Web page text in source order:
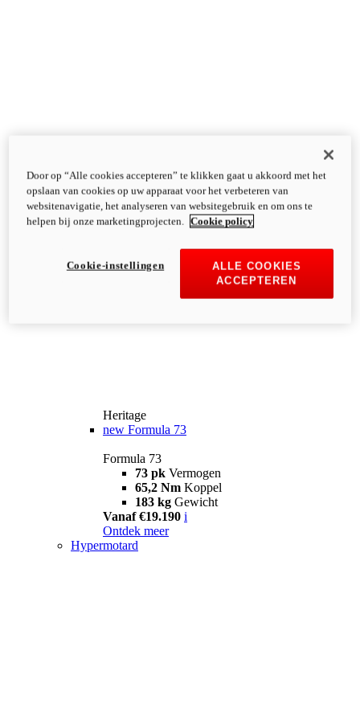
Heritage
new Formula 73
Formula 73
73 pk Vermogen
65,2 Nm Koppel
183 kg Gewicht
Vanaf €19.190 i
Ontdek meer
Hypermotard
Door op “Alle cookies accepteren” te klikken gaat u akkoord met het
opslaan van cookies op uw apparaat voor het verbeteren van
websitenavigatie, het analyseren van websitegebruik en om ons te
helpen bij onze marketingprojecten.
Cookie policy
ALLE COOKIES
ACCEPTEREN
Cookie-instellingen